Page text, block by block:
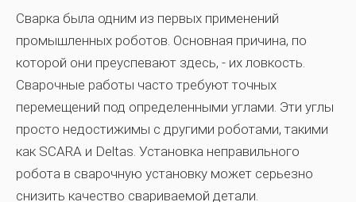
Сварка была одним из первых применений
промышленных роботов. Основная причина, по
которой они преуспевают здесь, - их ловкость.
Сварочные работы часто требуют точных
перемещений под определенными углами. Эти углы
просто недостижимы с другими роботами, такими
как SCARA и Deltas. Установка неправильного
робота в сварочную установку может серьезно
снизить качество свариваемой детали.